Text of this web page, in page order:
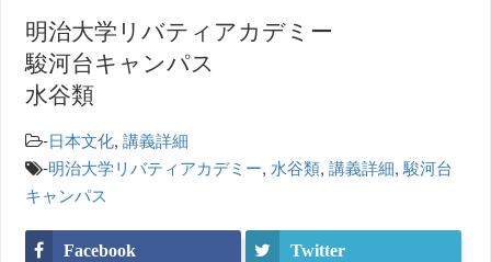
明治大学リバティアカデミー
駿河台キャンパス
水谷類
-日本文化,講義詳細
-明治大学リバティアカデミー, 水谷類,講義詳細,駿河台
キャンパス
Facebook Twitter